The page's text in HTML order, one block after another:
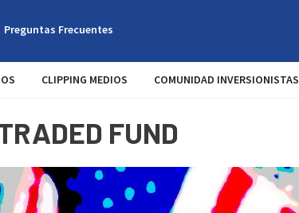
Preguntas Frecuentes
CLIPPING MEDIOS COMUNIDAD INVERSIONISTAS
FUND